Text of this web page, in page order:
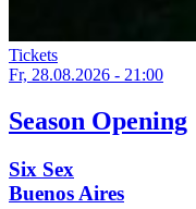
Tickets
Fr, 28.08.2026 - 21:00
Season Opening
Six Sex
Buenos Aires